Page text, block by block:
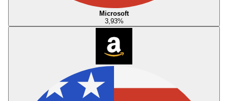
Microsoft
3,93%